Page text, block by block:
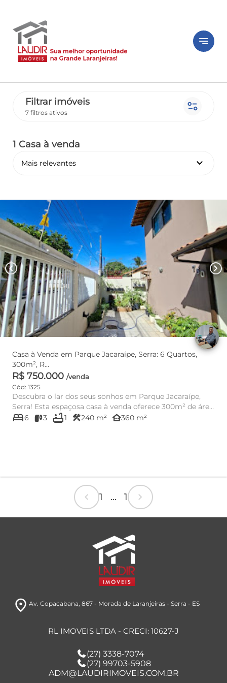
notes
Filtrar imóveis
7 filtros ativos page_info
1 Casa à venda
Mais relevantes keyboard_arrow_down
chevron_left chevron_right
Casa à Venda em Parque Jacaraípe, Serra: 6 Quartos,
300m², R...
R$ 750.000 /venda
Cód: 1325
Descubra o lar dos seus sonhos em Parque Jacaraípe,
Serra! Esta espaçosa casa à venda oferece 300m² de área
útil, perfe...
bed6 3 bathtub1 construction240 m² other_houses360 m²
chevron_left 1 ... 1 chevron_right
room Av. Copacabana, 867- Morada de Laranjeiras- Serra - ES
RL IMOVEIS LTDA - CRECI: 10627-J
(27) 3338-7074
(27) 99703-5908
ADM@LAUDIRIMOVEIS.COM.BR